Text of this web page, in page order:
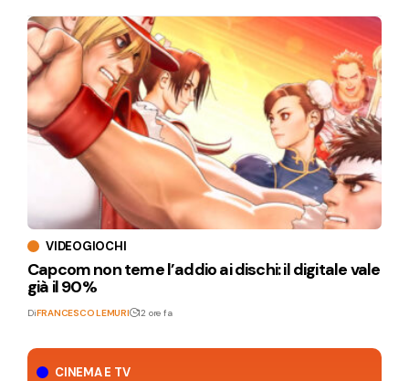
CINEMA E TV
VIDEOGIOCHI
Capcom non teme l’addio ai dischi: il digitale vale
già il 90%
DiFRANCESCO LEMURI 12 ore fa